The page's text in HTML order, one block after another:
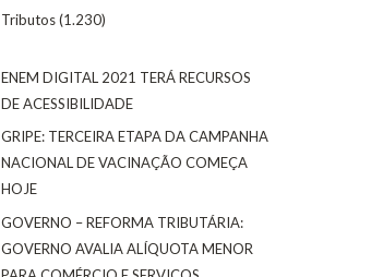
Tributos(1.230)
ENEM DIGITAL 2021 TERÁ RECURSOS
DE ACESSIBILIDADE
GRIPE: TERCEIRA ETAPA DA CAMPANHA
NACIONAL DE VACINAÇÃO COMEÇA
HOJE
GOVERNO – REFORMA TRIBUTÁRIA:
GOVERNO AVALIA ALÍQUOTA MENOR